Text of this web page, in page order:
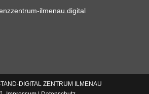
ilmenau.digital
DIGITAL ZENTRUM ILMENAU